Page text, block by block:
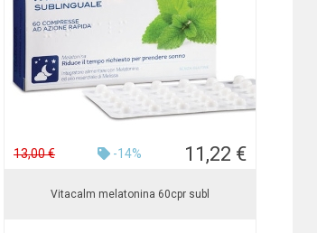
13,00 € -14% 11,22 €
Vitacalm melatonina 60cpr subl